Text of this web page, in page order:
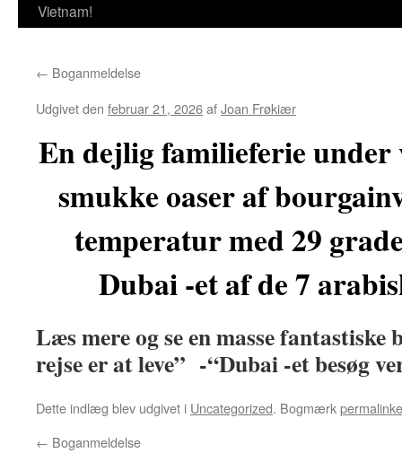
Vietnam!
← Boganmeldelse
Udgivet den februar 21, 2026afJoan Frøkiær
En dejlig familieferie under
smukke oaser af
temperatur med 29
Dubai -et af de 7
Læs mere og se en masse
rejse er at leve” -“Dubai -et besøg
Dette indlæg blev udgivet i Uncategorized. Bogmærk
← Boganmeldelse